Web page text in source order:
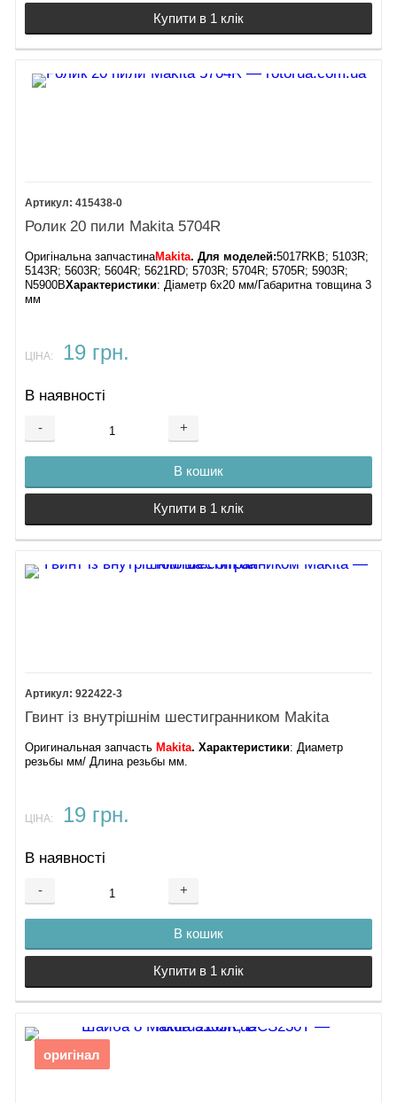
Купити в 1 клік
415438-0
Ролик 20 пили Makita 5704R
Оригінальна запчастинаMakita. Для моделей:5017RKB; 5103R;
5143R; 5603R; 5604R; 5621RD; 5703R; 5704R; 5705R; 5903R;
N5900BХарактеристики: Діаметр 6х20 мм/Габаритна товщина 3
мм
ЦІНА: 19 грн.
В наявності
- +
В кошик
Купити в 1 клік
922422-3
Гвинт із внутрішнім шестигранником Makita
Оригинальная запчасть Makita. Характеристики: ​Диаметр
резьбы мм/ Длина резьбы мм.
ЦІНА: 19 грн.
В наявності
- +
В кошик
Купити в 1 клік
оригінал